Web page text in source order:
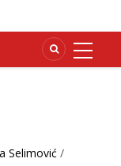
Selimović /